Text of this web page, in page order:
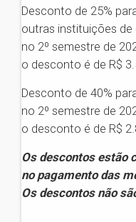
Desconto de 25%
outras instituições de
no 2º semestre de
o desconto é de R$
Desconto de 40%
no 2º semestre de
o desconto é de R$
Os descontos estão
no pagamento das
Os descontos não